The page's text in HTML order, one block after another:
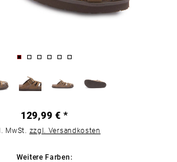
129,99 € *
MwSt. zzgl. Versandkosten
Weitere Farben: